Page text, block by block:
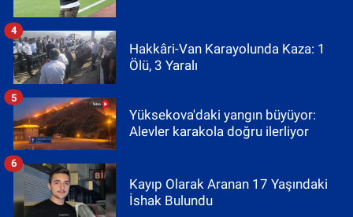
Hakkâri-Van Karayolunda Kaza: 1
Ölü, 3 Yaralı
4
Yüksekova'daki yangın büyüyor:
Alevler karakola doğru ilerliyor
5
Kayıp Olarak Aranan 17 Yaşındaki
İshak Bulundu
6